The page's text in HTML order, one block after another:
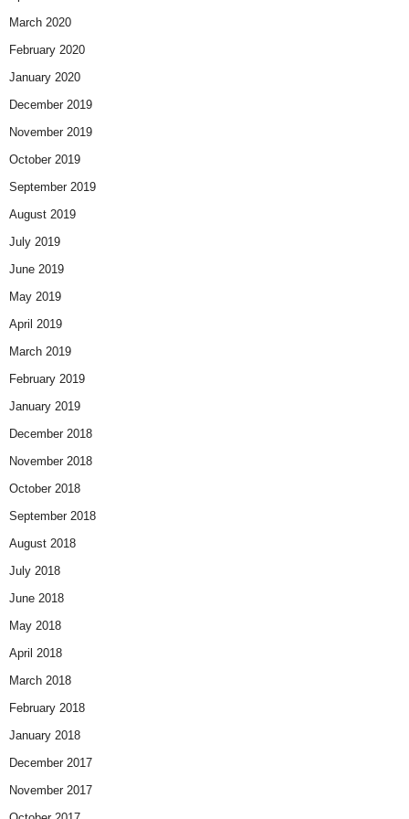
March 2020
February 2020
January 2020
December 2019
November 2019
October 2019
September 2019
August 2019
July 2019
June 2019
May 2019
April 2019
March 2019
February 2019
January 2019
December 2018
November 2018
October 2018
September 2018
August 2018
July 2018
June 2018
May 2018
April 2018
March 2018
February 2018
January 2018
December 2017
November 2017